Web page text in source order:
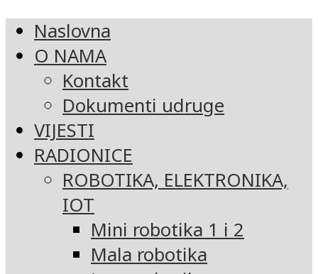
Naslovna
O NAMA
Kontakt
Dokumenti udruge
VIJESTI
RADIONICE
ROBOTIKA, ELEKTRONIKA,
IOT
Mini robotika 1 i 2
Mala robotika